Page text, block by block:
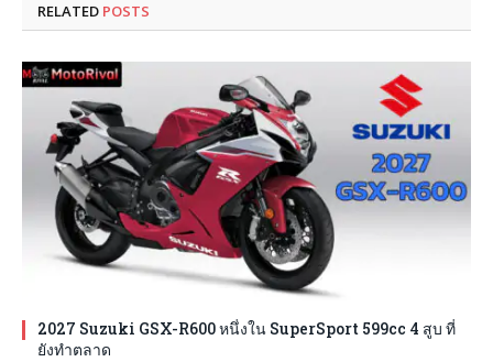
RELATED POSTS
2027 Suzuki GSX-R600 หนึ่งใน SuperSport 599cc 4 สูบ ที่
ยังทำตลาด